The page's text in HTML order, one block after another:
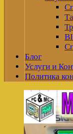
Блог
Услуги и
Политика